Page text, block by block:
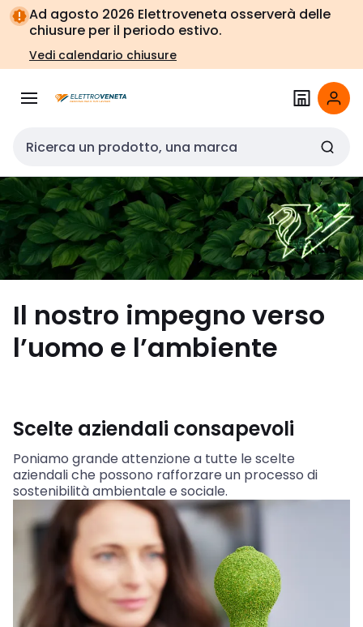
Vai alla
navigazione
Vai
alla
pagina
Ad agosto 2026 Elettroveneta osserverà delle
chiusure per il periodo estivo.
Vedi calendario chiusure
Cerca input
Il nostro impegno verso
l’uomo e l’ambiente
Scelte aziendali consapevoli
Poniamo grande attenzione a tutte le scelte
aziendali che possono rafforzare un processo di
sostenibilità ambientale e sociale.